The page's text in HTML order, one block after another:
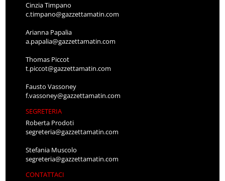
Cinzia Timpano
c.timpano@gazzettamatin.com
Arianna Papalia
a.papalia@gazzettamatin.com
Thomas Piccot
t.piccot@gazzettamatin.com
Fausto Vassoney
f.vassoney@gazzettamatin.com
SEGRETERIA
Roberta Prodoti
segreteria@gazzettamatin.com
Stefania Muscolo
segreteria@gazzettamatin.com
CONTATTACI